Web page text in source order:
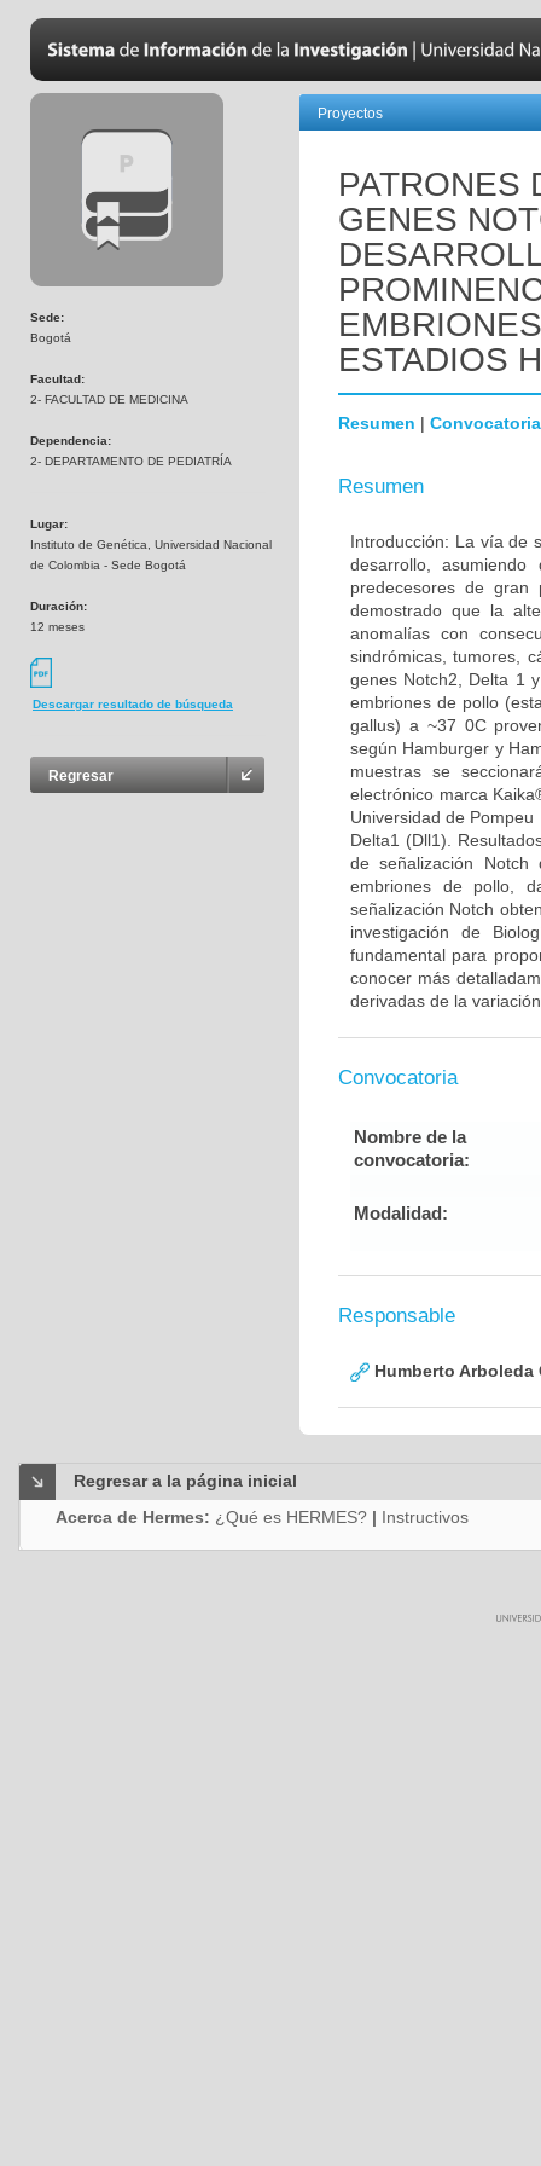
Sede:
Bogotá
Facultad:
2- FACULTAD DE MEDICINA
Dependencia:
2- DEPARTAMENTO DE PEDIATRÍA
Lugar:
Instituto de Genética, Universidad Nacional
de Colombia - Sede Bogotá
Duración:
12 meses
Descargar resultado de búsqueda
Regresar
Proyectos
PATRONES
GENES
ESTADIOS
Resumen | Convocatoria
Resumen
Introducción: La vía de
desarrollo,
predecesores de gran
demostrado que la
anomalías con
sindrómicas, tumores,
genes Notch2, Delta 1
embriones de pollo
gallus) a ~37 0C
según Hamburger y
muestras se
electrónico marca
Universidad de
Delta1 (Dll1).
de señalización
embriones de pollo,
señalización Notch
investigación de
fundamental para
conocer más
derivadas de la
Convocatoria
Nombre de la
convocatoria:
Modalidad:
Responsable
Humberto Arboleda
Regresar a la página inicial
Acerca de Hermes: ¿Qué es HERMES? | Instructivos